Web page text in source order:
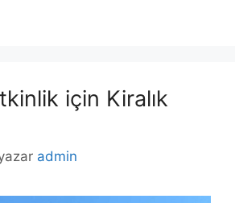
için Kiralık
admin